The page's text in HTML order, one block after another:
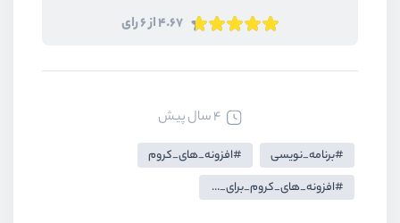
4.67 از 6 رای
4 سال پیش
برنامه_نویسی
افزونه_های_کروم
افزونه_های_کروم_برای_توسعه_دهندگان